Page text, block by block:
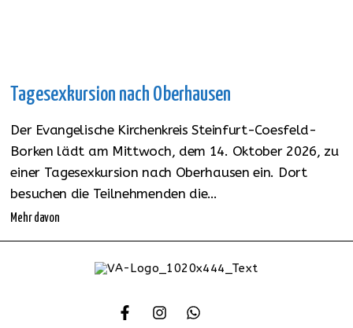
Tagesexkursion nach Oberhausen
Der Evangelische Kirchenkreis Steinfurt-Coesfeld-
Borken lädt am Mittwoch, dem 14. Oktober 2026, zu
einer Tagesexkursion nach Oberhausen ein. Dort
besuchen die Teilnehmenden die…
Mehr davon